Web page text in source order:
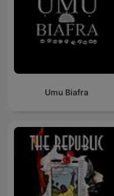
Umu Biafra